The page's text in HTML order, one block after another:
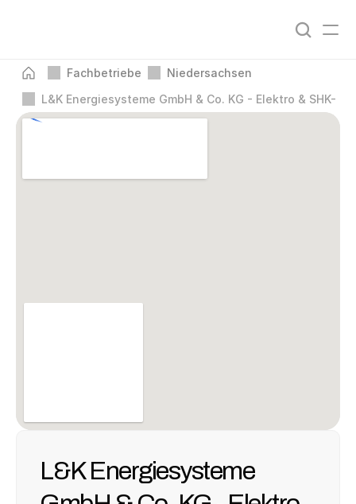
Fachbetriebe
Niedersachsen
L&K Energiesysteme GmbH & Co. KG - Elektro & SHK-
L&K Energiesysteme